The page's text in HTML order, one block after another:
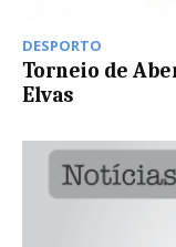
DESPORTO
Torneio de
Elvas